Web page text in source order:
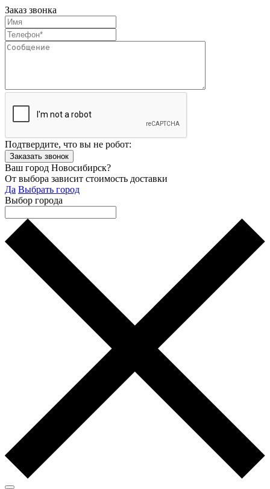
Заказ звонка
Подтвердите, что вы не робот:
Ваш город Новосибирск?
От выбора зависит стоимость доставки
Да Выбрать город
Выбор города